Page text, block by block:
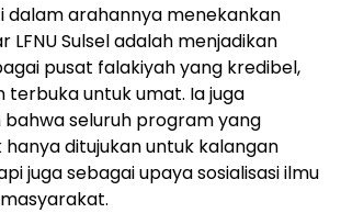
dalam arahannya menekankan
LFNU Sulsel adalah menjadikan
pusat falakiyah yang kredibel,
terbuka untuk umat. Ia juga
seluruh program yang
ditujukan untuk kalangan
juga sebagai upaya sosialisasi ilmu